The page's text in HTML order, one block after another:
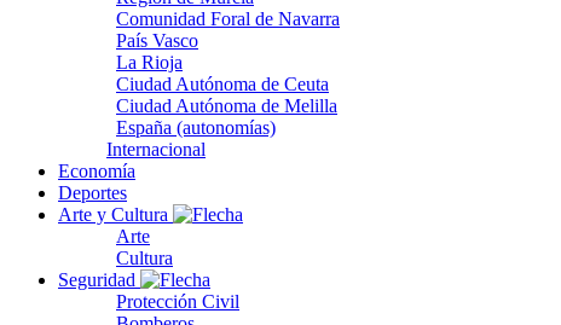
Comunidad Foral de Navarra
País Vasco
La Rioja
Ciudad Autónoma de Ceuta
Ciudad Autónoma de Melilla
España (autonomías)
Internacional
Economía
Deportes
Arte y Cultura
Arte
Cultura
Seguridad
Protección Civil